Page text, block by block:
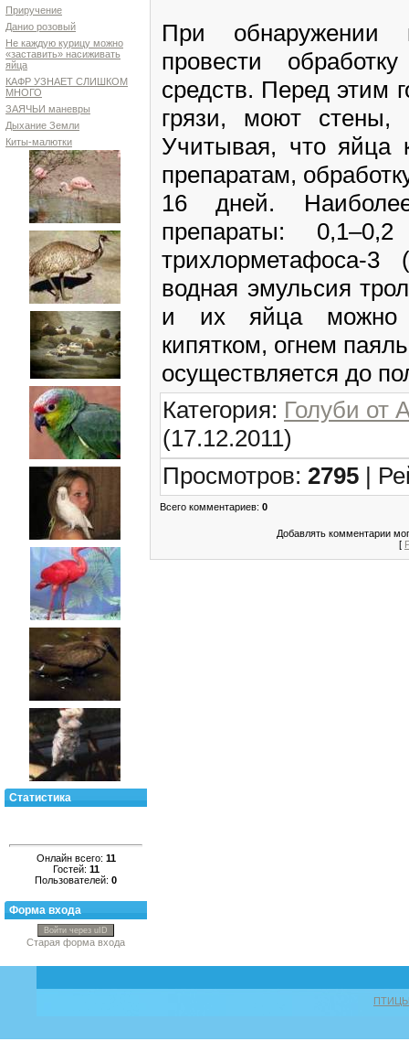
Приручение
Данио розовый
Не каждую курицу можно
«заставить» насиживать
яйца
КАФР УЗНАЕТ СЛИШКОМ
МНОГО
ЗАЯЧЬИ маневры
Дыхание Земли
Киты-малютки
Статистика
Онлайн всего: 11
Гостей: 11
Пользователей: 0
Форма входа
Войти через uID
Старая форма входа
При обнаружении
провести
средств. Перед этим
грязи, моют стены,
Учитывая, что яйца
препаратам,
16 дней.
препараты:
трихлорметафоса-
водная эмульсия
и их яйца можно
кипятком, огнем
осуществляется до
Категория: Голуби от
(17.12.2011)
Просмотров: 2795 |
Всего комментариев: 0
Добавлять комментарии
[